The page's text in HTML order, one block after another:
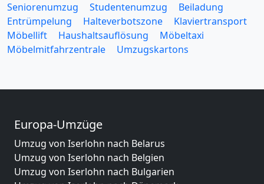
Seniorenumzug
Studentenumzug
Beiladung
Entrümpelung
Halteverbotszone
Klaviertransport
Möbellift
Haushaltsauflösung
Möbeltaxi
Möbelmitfahrzentrale
Umzugskartons
Europa-Umzüge
Umzug von Iserlohn nach Belarus
Umzug von Iserlohn nach Belgien
Umzug von Iserlohn nach Bulgarien